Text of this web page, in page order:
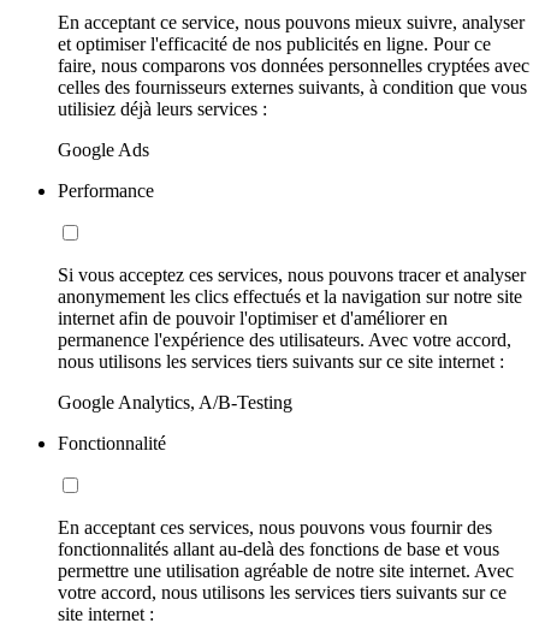
En acceptant ce service, nous pouvons mieux suivre, analyser
et optimiser l'efficacité de nos publicités en ligne. Pour ce
faire, nous comparons vos données personnelles cryptées avec
celles des fournisseurs externes suivants, à condition que vous
utilisiez déjà leurs services :
Google Ads
Performance
Si vous acceptez ces services, nous pouvons tracer et analyser
anonymement les clics effectués et la navigation sur notre site
internet afin de pouvoir l'optimiser et d'améliorer en
permanence l'expérience des utilisateurs. Avec votre accord,
nous utilisons les services tiers suivants sur ce site internet :
Google Analytics, A/B-Testing
Fonctionnalité
En acceptant ces services, nous pouvons vous fournir des
fonctionnalités allant au-delà des fonctions de base et vous
permettre une utilisation agréable de notre site internet. Avec
votre accord, nous utilisons les services tiers suivants sur ce
site internet :